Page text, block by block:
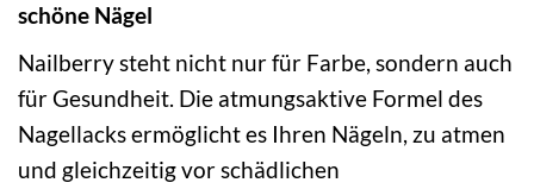
schöne Nägel
Nailberry steht nicht nur für Farbe, sondern auch
für Gesundheit. Die atmungsaktive Formel des
Nagellacks ermöglicht es Ihren Nägeln, zu atmen
und gleichzeitig vor schädlichen